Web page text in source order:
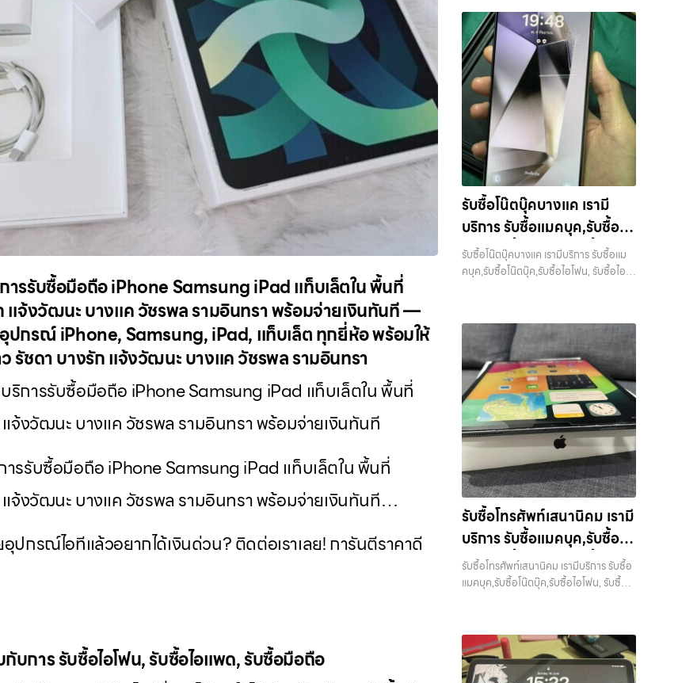
ารรับซื้อมือถือ iPhone Samsung iPad แท็บเล็ตใน พื้นที่
แจ้งวัฒนะ บางแค วัชรพล รามอินทรา พร้อมจ่ายเงินทันที —
ปกรณ์ iPhone, Samsung, iPad, แท็บเล็ต ทุกยี่ห้อ พร้อมให้
รัชดา บางรัก แจ้งวัฒนะ บางแค วัชรพล รามอินทรา
การรับซื้อมือถือ iPhone Samsung iPad แท็บเล็ตใน พื้นที่
จ้งวัฒนะ บางแค วัชรพล รามอินทรา พร้อมจ่ายเงินทันที
ารรับซื้อมือถือ iPhone Samsung iPad แท็บเล็ตใน พื้นที่
แจ้งวัฒนะ บางแค วัชรพล รามอินทรา พร้อมจ่ายเงินทันที…
ปกรณ์ไอทีแล้วอยากได้เงินด่วน? ติดต่อเราเลย! การันตีราคาดี
กับการรับซื้อไอโฟน,รับซื้อไอแพด,รับซื้อมือถือ
ซื้อ มือถือและอุปกรณ์ iPhone,
Samsung, iPad, แท็บเล็ต ทุกยี่ห้อ พร้อม
ให้บริการในพื้นที่ ลาดพร้าว รัชดา บางรัก
แจ้งวัฒนะ บางแค วัชรพล รามอินทรา รับ
ซื้อโน๊ตบุ๊ครามอินทรา — ผู้เชี่ยวชาญด้าน
การให้บริการ รับซื้อมือถือ iPhone,
Samsung, ไอแพด แท็บเล็ตทุกยี่ห้อ ใน
ราคาสูง พร้อมจ่ายเงินทันที รับซื้อโน๊ตบุ๊
ครามอินทรา ผู้เชี่ยวชาญด้านการให้บริการ
รับซื้อมือถือ iPhone, Samsung, ไอแพด
แท็บเล็ตทุกยี่ห้อ ในราคาสูง พร้อมจ่ายเงิน
ทันที รับซื้อ iPhone… รับซื้อโน๊ตบุ๊คราม
อินทรา รับซื้อ iPhone ทุกรุ่น ให้ราคาสูง
พร้อมจ่ายเงินทันที ประสบการณ์เหนือ
ระดับกับการ รับซื้อไอโฟน, รับซื้อไอแพด, รับ
ซื้อมือถือ ยินดีต้อนรับสู่ “รับซื้อขายมือ
ถือ.com” เว็บไซต์ที่คุณไว้วางใจได้ สำหรับ
จ่ายเงินทันที ครอบคลุมพื้นที่ ลาดพร้าว, รัช
ดา, บางรัก, แจ้งวัฒนะ, บางแค, วัชรพล,
รามอินทรา และเขตกรุงเทพฯ ใกล้ “ใกล้ ฉัน”
ที่สุด ในยุคที่สมาร์ทโฟน แท็บเล็ต และ
อุปกรณ์ไอทีใหม่ๆ เปลี่ยนรุ่นกันแทบทุกช่วง
เวลา อุปกรณ์ที่คุณใช้แล้วอาจกลายเป็น
ของที่ไม่ได้ใช้งานอยู่เฉยๆ เว็บไซต์ของเราจึง
เกิดขึ้นเพื่อเป็นทางเลือกให้คุณสามารถ
เปลี่ยนอุปกรณ์ที่ไม่ใช้แล้วให้กลายเป็น
เงินสดได้ทันที ด้วยบริการ รับซื้อไอโฟน, รับ
ซื้อไอแพด, รับซื้อมือถือ, รับซื้อโทรศัพท์, รับ
ซื้อโน๊ตบุ๊ค, รับซื้อแท็บเล็ต, รับซื้อสินค้าไอที
กรุงเทพมหานคร อย่างครบวงจร ไม่ว่าคุณ
จะอยู่โซนเมืองหรือเขตชานเมือง เรามีทีม
งานพร้อมให้บริการถึงที่ในพื้นที่ “ใกล้ ฉัน”
เพื่อความสะดวกและรวดเร็วที่สุด ที่ “รับซื้อ
ขายมือถือ.com” เราเข้าใจดีว่าอุปกรณ์
รุ่น หรือต้องการเงินด่วน เราจึงมอบบริการ
ประเมินสภาพเครื่อง ฟรี ปราบปรามความ
ยุ่งยากทั้งหลาย โดยเน้น โปร่งใส มั่นใจได้
รับซื้อโน๊ตบุ๊คบางแค เรามี
บริการ รับซื้อแมคบุค,รับซื้อโน๊
ตบุ๊ค,รับซื้อไอโฟน, รับซื้อไอ
แพด, รับซื้อมือถือ หรือ รับซื้อ
รับซื้อโน๊ตบุ๊คบางแค เรามีบริการ รับซื้อแม
คบุค,รับซื้อโน๊ตบุ๊ค,รับซื้อไอโฟน, รับซื้อไอ
เคียง — บริการรับซื้อ มือถือและอุปกรณ์
iPhone, Samsung, iPad, แท็บเล็ต ทุก
ยี่ห้อ พร้อมให้บริการในพื้นที่ ลาดพร้าว รัช
ดา บางรัก แจ้งวัฒนะ บางแค วัชรพล
รามอินทรา รับซื้อโน๊ตบุ๊คบางแค — เรามี
บริการ รับซื้อแมคบุค,รับซื้อโน๊ตบุ๊ค,รับซื้อไอ
โฟน, รับซื้อไอแพด, รับซื้อมือถือ หรือ รับซื้อ
แท็บเล็ต บริการครอบคลุมทั่วกรุงเทพ และ
พื้นที่ใกล้เคียง รับซื้อโน๊ตบุ๊คบางแค เรามี
บริการ รับซื้อแมคบุค,รับซื้อโน๊ตบุ๊ค,รับซื้อไอ
โฟน, รับซื้อไอแพด, รับซื้อมือถือ หรือ รับซื้อ
แท็บเล็ต บริการครอบคลุมทั่วกรุงเทพ… รับ
ซื้อโน๊ตบุ๊คบางแค รับซื้อ iPhone ทุกรุ่น ให้
ราคาสูง พร้อมจ่ายเงินทันที ประสบการณ์
เหนือระดับกับการ รับซื้อไอโฟน, รับซื้อไอ
แพด, รับซื้อมือถือ ยินดีต้อนรับสู่ “รับซื้อ
ขายมือถือ.com” เว็บไซต์ที่คุณไว้วางใจได้
ราคาสูง พร้อมจ่ายเงินทันที ครอบคลุมพื้นที่
ลาดพร้าว, รัชดา, บางรัก, แจ้งวัฒนะ,
บางแค, วัชรพล, รามอินทรา และเขต
รับซื้อโทรศัพท์เสนานิคม เรามี
บริการ รับซื้อแมคบุค,รับซื้อโน๊
ตบุ๊ค,รับซื้อไอโฟน, รับซื้อไอ
แพด, รับซื้อมือถือ หรือ รับซื้อ
รับซื้อโทรศัพท์เสนานิคม เรามีบริการ รับซื้อ
แมคบุค,รับซื้อโน๊ตบุ๊ค,รับซื้อไอโฟน, รับซื้อ
เคียง — บริการรับซื้อ มือถือและอุปกรณ์
iPhone, Samsung, iPad, แท็บเล็ต ทุก
ยี่ห้อ พร้อมให้บริการในพื้นที่ ลาดพร้าว รัช